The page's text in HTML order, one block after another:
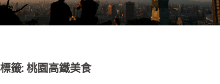
標籤: 桃園高鐵美食